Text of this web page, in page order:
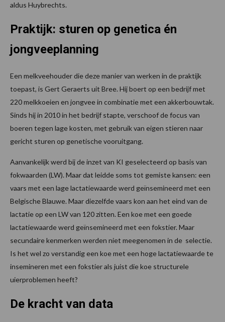
aldus Huybrechts.
Praktijk: sturen op genetica én
jongveeplanning
Een melkveehouder die deze manier van werken in de praktijk
toepast, is Gert Geraerts uit Bree. Hij boert op een bedrijf met
220 melkkoeien en jongvee in combinatie met een akkerbouwtak.
Sinds hij in 2010 in het bedrijf stapte, verschoof de focus van
boeren tegen lage kosten, met gebruik van eigen stieren naar
gericht sturen op genetische vooruitgang.
Aanvankelijk werd bij de inzet van KI geselecteerd op basis van
fokwaarden (LW). Maar dat leidde soms tot gemiste kansen: een
vaars met een lage lactatiewaarde werd geïnsemineerd met een
Belgische Blauwe. Maar diezelfde vaars kon aan het eind van de
lactatie op een LW van 120 zitten. Een koe met een goede
lactatiewaarde werd geïnsemineerd met een fokstier. Maar
secundaire kenmerken werden niet meegenomen in de selectie.
Is het wel zo verstandig een koe met een hoge lactatiewaarde te
insemineren met een fokstier als juist die koe structurele
uierproblemen heeft?
De kracht van data